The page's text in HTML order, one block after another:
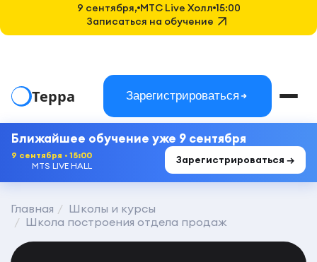
Терра Зарегистрироваться
Ближайшее обучение уже 9 сентября
9 сентября · 15:00
MTS LIVE HALL
Зарегистрироваться →
Главная
Школы и курсы
Школа построения отдела продаж
9 сентября, MTC Live Холл 15:00
Записаться на обучение